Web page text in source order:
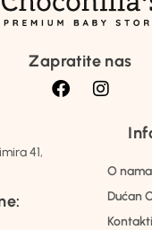
Zapratite nas
41,
O nama
Dućan